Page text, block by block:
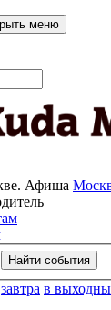
меню
Афиша
завтра в